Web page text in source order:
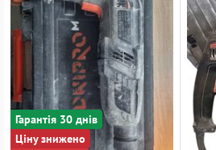
Гарантiя 30 днiв
Ціну знижено